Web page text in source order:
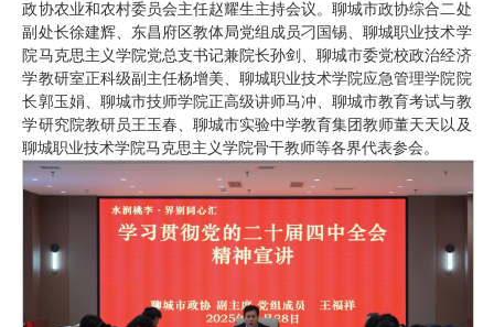
政协农业和农村委员会主任赵耀生主持会议。聊城市政协综合二处
副处长徐建辉、东昌府区教体局党组成员刁国锡、聊城职业技术学
院马克思主义学院党总支书记兼院长孙剑、聊城市委党校政治经济
学教研室正科级副主任杨增美、聊城职业技术学院应急管理学院院
长郭玉娟、聊城市技师学院正高级讲师马冲、聊城市教育考试与教
学研究院教研员王玉春、聊城市实验中学教育集团教师董天天以及
聊城职业技术学院马克思主义学院骨干教师等各界代表参会。